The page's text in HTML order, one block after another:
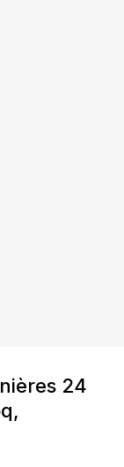
24